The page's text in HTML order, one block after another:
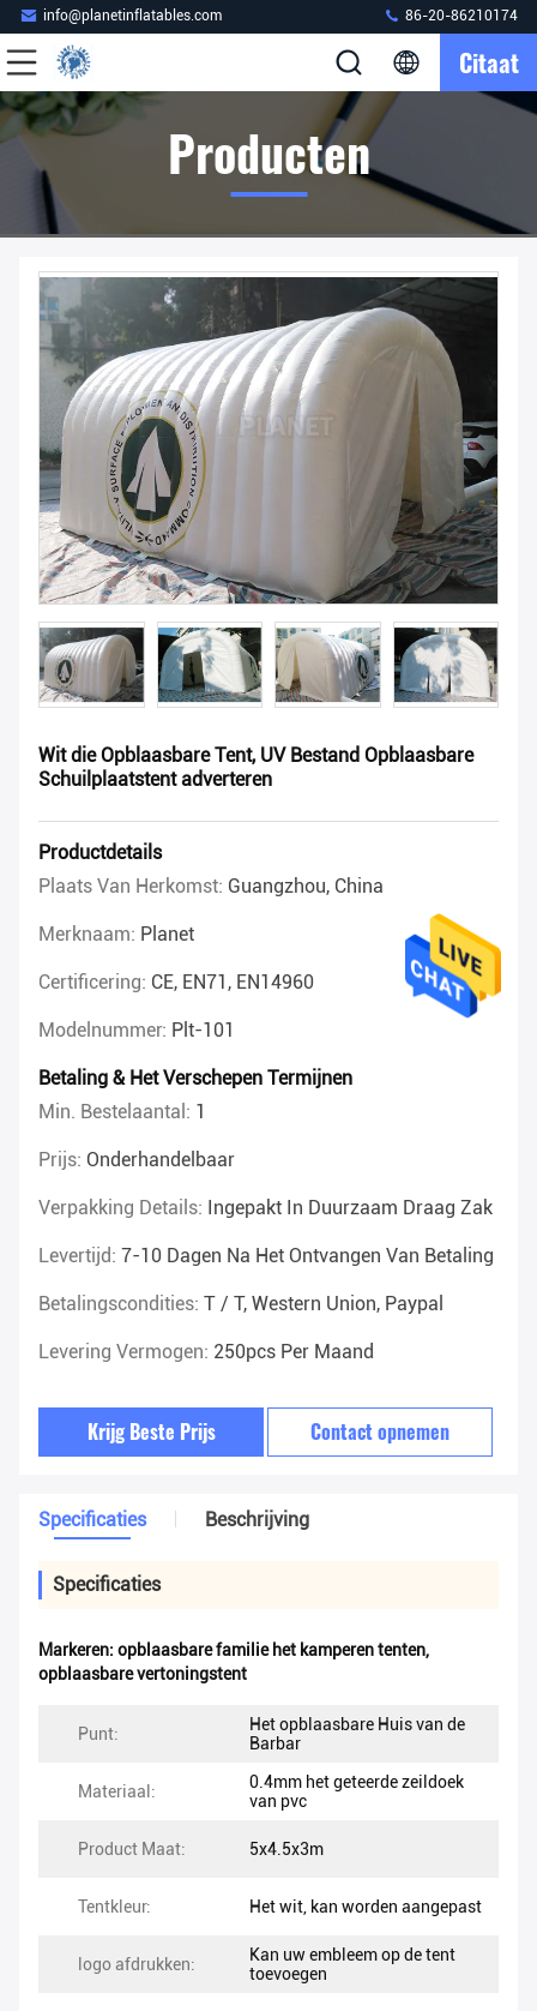
info@planetinflatables.com 86-20-86210174
Citaat
Producten
Wit die Opblaasbare Tent, UV Bestand Opblaasbare
Schuilplaatstent adverteren
Productdetails
Plaats Van Herkomst: Guangzhou, China
Merknaam: Planet
Certificering: CE, EN71, EN14960
Modelnummer: Plt-101
Betaling & Het Verschepen Termijnen
Min. Bestelaantal: 1
Prijs: Onderhandelbaar
Verpakking Details: Ingepakt In Duurzaam Draag Zak
Levertijd: 7-10 Dagen Na Het Ontvangen Van Betaling
Betalingscondities: T / T, Western Union, Paypal
Levering Vermogen: 250pcs Per Maand
Krijg Beste Prijs Contact opnemen
Specificaties Beschrijving
Specificaties
Markeren: opblaasbare familie het kamperen tenten,
opblaasbare vertoningstent
Punt:
Het opblaasbare Huis van de
Barbar
Materiaal:
0.4mm het geteerde zeildoek
van pvc
Product Maat: 5x4.5x3m
Tentkleur: Het wit, kan worden aangepast
logo afdrukken:
Kan uw embleem op de tent
toevoegen